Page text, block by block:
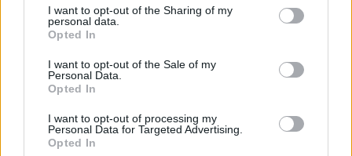
not limited to your visit or usage behaviour. You may click to
grant or deny consent to Google and its third-party tags to
use your data for below specified purposes in below Google
consent section.
I want to opt-out of the Sharing of my
personal data.
Opted In
I want to opt-out of the Sale of my
Personal Data.
Opted In
I want to opt-out of processing my
Personal Data for Targeted Advertising.
Opted In
Rosie Huntington-Whiteley megmutatja, hogy viselj
pazar, természetes hullámokat - nézd csak, milyen